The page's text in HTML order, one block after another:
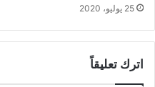
25 يوليو، 2020
اترك تعليقاً